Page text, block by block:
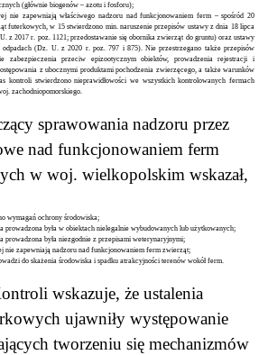
(głównie biogenów – azotu i fosforu);
nie zapewniają właściwego nadzoru nad funkcjonowaniem ferm – spośród 20
futerkowych, w 15 stwierdzono min. naruszenie przepisów ustawy z dnia 18 lipca
z 2017 r. poz. 1121; przedostawanie się obornika zwierząt do gruntu) oraz ustawy
(Dz. U. z 2020 r. poz. 797 i 875). Nie przestrzegano także przepisów
zabezpieczenia przeciw epizootycznym obiektów, prowadzenia rejestracji i
z ubocznymi produktami pochodzenia zwierzęcego, a także warunków
kontroli stwierdzono nieprawidłowości we wszystkich kontrolowanych fermach
zachodniopomorskiego.
sprawowania nadzoru przez
nad funkcjonowaniem ferm
w woj. wielkopolskim wskazał,
wymagań ochrony środowiska;
prowadzona była w obiektach nielegalnie wybudowanych lub użytkowanych;
prowadzona była niezgodnie z przepisami weterynaryjnymi;
nie zapewniają nadzoru nad funkcjonowaniem ferm zwierząt;
do skażenia środowiska i spadku atrakcyjności terenów wokół ferm.
wskazuje, że ustalenia
ujawniły występowanie
tworzeniu się mechanizmów